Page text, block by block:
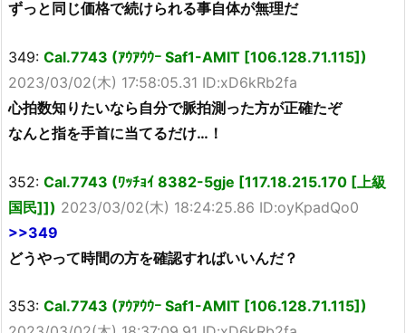
ずっと同じ価格で続けられる事自体が無理だ
349: Cal.7743 (ｱｳｱｳｳｰ Saf1-AMIT [106.128.71.115])
2023/03/02(木) 17:58:05.31 ID:xD6kRb2fa
心拍数知りたいなら自分で脈拍測った方が正確たぞ
なんと指を手首に当てるだけ…！
352: Cal.7743 (ﾜｯﾁｮｲ 8382-5gje [117.18.215.170 [上級
国民]]) 2023/03/02(木) 18:24:25.86 ID:oyKpadQo0
>>349
どうやって時間の方を確認すればいいんだ？
353: Cal.7743 (ｱｳｱｳｳｰ Saf1-AMIT [106.128.71.115])